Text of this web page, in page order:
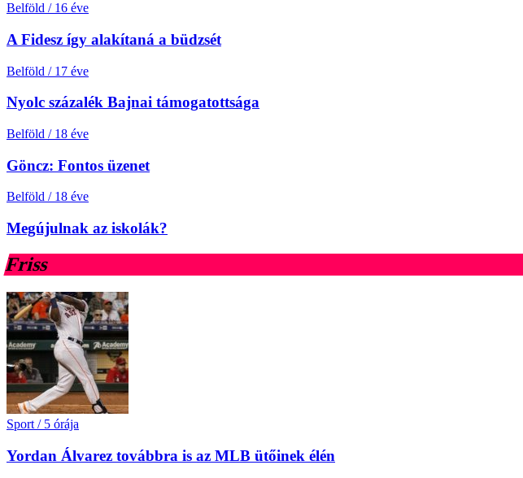
Belföld / 16 éve
A Fidesz így alakítaná a büdzsét
Belföld / 17 éve
Nyolc százalék Bajnai támogatottsága
Belföld / 18 éve
Göncz: Fontos üzenet
Belföld / 18 éve
Megújulnak az iskolák?
Friss
Sport / 5 órája
Yordan Álvarez továbbra is az MLB ütőinek élén